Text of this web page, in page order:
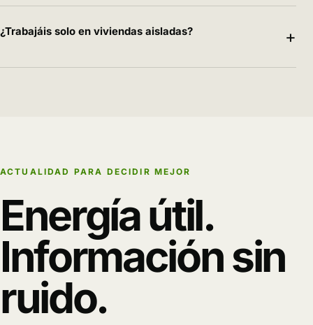
¿Trabajáis solo en viviendas aisladas? +
ACTUALIDAD PARA DECIDIR MEJOR
Energía útil.
Información sin
ruido.